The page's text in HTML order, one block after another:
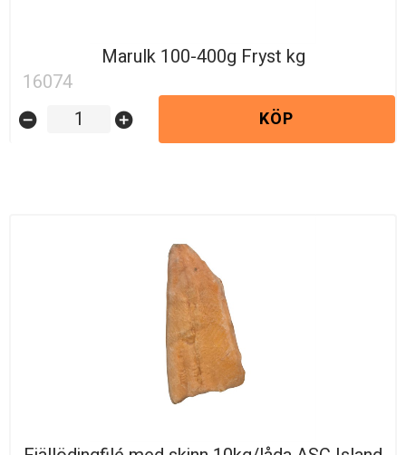
Marulk 100-400g Fryst kg
16074
remove_circle add_circle KÖP